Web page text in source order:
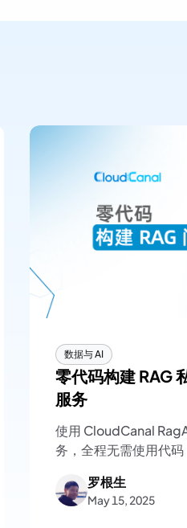
数据与 AI
零代码构建 RAG
服务
使用 CloudCanal
务，全程无需使用代码
罗根生
May 15, 2025